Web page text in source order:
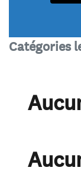
Catégories